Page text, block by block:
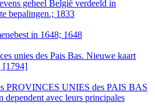
geheel België verdeeld in
bepalingen.; 1833
in 1648; 1648
unies des Pais Bas. Nieuwe kaart
[1794]
PROVINCES UNIES des PAIS BAS
dependent avec leurs principales